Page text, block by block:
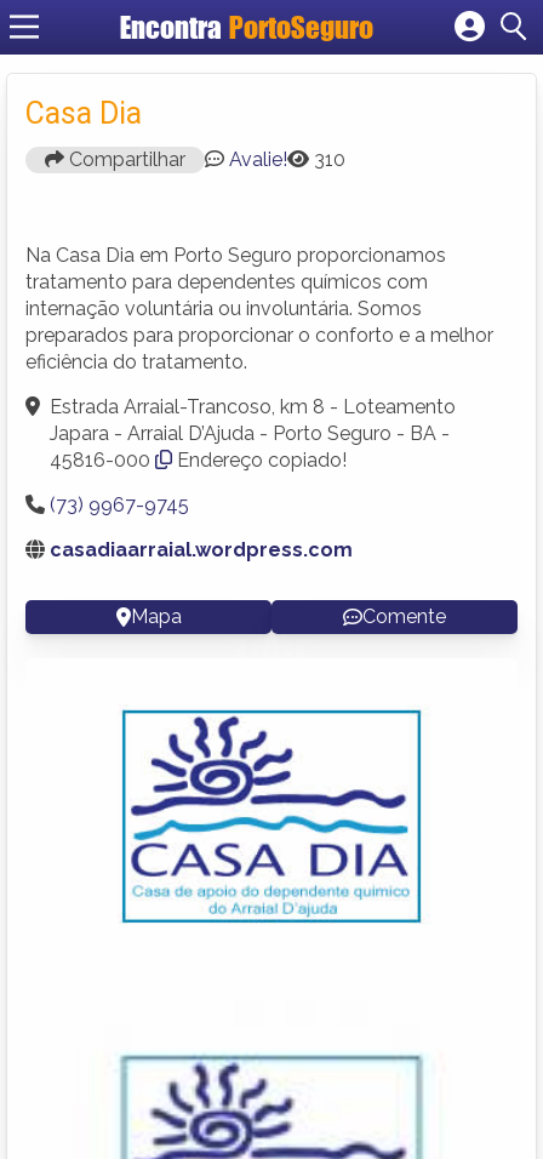
Encontra PortoSeguro
Cadastrar empresa
Casa Dia
Compartilhar Avalie! 310
Na Casa Dia em Porto Seguro proporcionamos
tratamento para dependentes químicos com
internação voluntária ou involuntária. Somos
preparados para proporcionar o conforto e a melhor
eficiência do tratamento.
Estrada Arraial-Trancoso, km 8 - Loteamento
Japara - Arraial D’Ajuda - Porto Seguro - BA -
45816-000
Endereço copiado!
(73) 9967-9745
casadiaarraial.wordpress.com
Mapa Comente